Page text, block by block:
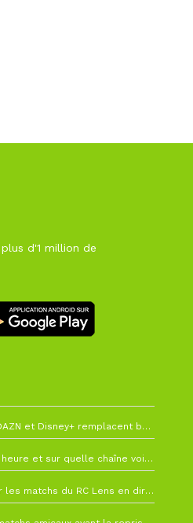
d'1 million de
La Liga change de diffuseur : DAZN et Disney+ remplacent beIN Sports !
RC Lens – Villarreal : à quelle heure et sur quelle chaîne voir la finale de la Como Cup ?
Como Cup : comment regarder les matchs du RC Lens en direct ?